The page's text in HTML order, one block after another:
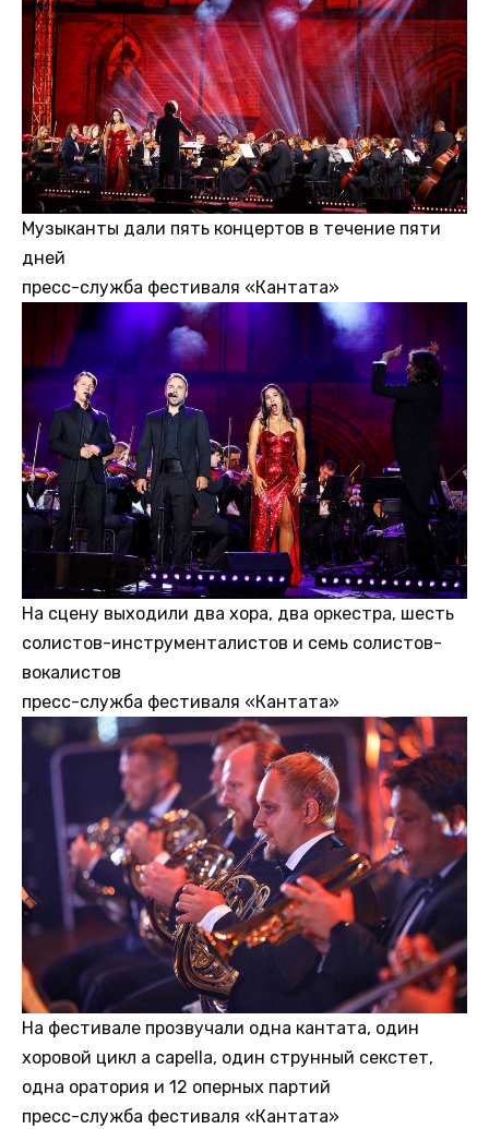
Музыканты дали пять концертов в течение пяти
дней
пресс-служба фестиваля «Кантата»
На сцену выходили два хора, два оркестра, шесть
солистов-инструменталистов и семь солистов-
вокалистов
пресс-служба фестиваля «Кантата»
На фестивале прозвучали одна кантата, один
хоровой цикл a capella, один струнный секстет,
одна оратория и 12 оперных партий
пресс-служба фестиваля «Кантата»